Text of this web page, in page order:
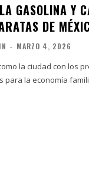
GASOLINA Y
DE
- MARZO 4, 2026
la ciudad con los
para la economía